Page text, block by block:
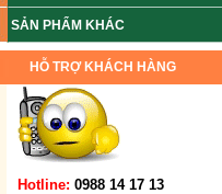
SẢN PHẨM KHÁC
HỖ TRỢ KHÁCH HÀNG
Hotline: 0988 14 17 13